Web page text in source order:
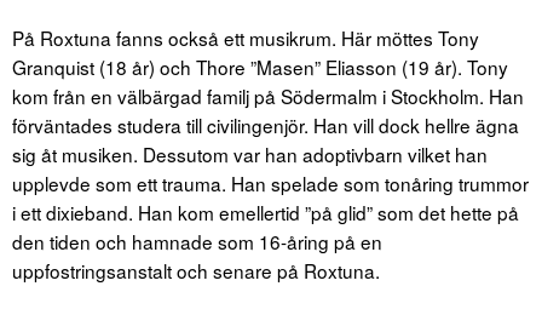
På Roxtuna fanns också ett musikrum. Här möttes Tony
Granquist (18 år) och Thore ”Masen” Eliasson (19 år). Tony
kom från en välbärgad familj på Södermalm i Stockholm. Han
förväntades studera till civilingenjör. Han vill dock hellre ägna
sig åt musiken. Dessutom var han adoptivbarn vilket han
upplevde som ett trauma. Han spelade som tonåring trummor
i ett dixieband. Han kom emellertid ”på glid” som det hette på
den tiden och hamnade som 16-åring på en
uppfostringsanstalt och senare på Roxtuna.